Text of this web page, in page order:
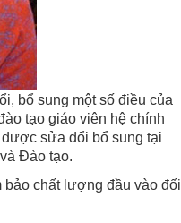
bổ sung một số điều của
tạo giáo viên hệ chính
sửa đổi bổ sung tại
Đào tạo.
chất lượng đầu vào đối